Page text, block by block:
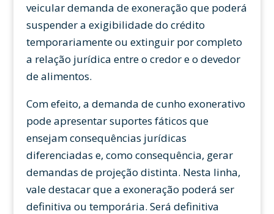
veicular demanda de exoneração que poderá
suspender a exigibilidade do crédito
temporariamente ou extinguir por completo
a relação jurídica entre o credor e o devedor
de alimentos.
Com efeito, a demanda de cunho exonerativo
pode apresentar suportes fáticos que
ensejam consequências jurídicas
diferenciadas e, como consequência, gerar
demandas de projeção distinta. Nesta linha,
vale destacar que a exoneração poderá ser
definitiva ou temporária. Será definitiva